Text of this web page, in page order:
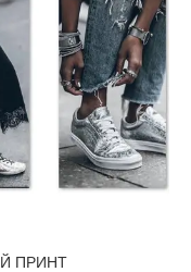
ПРИНТ